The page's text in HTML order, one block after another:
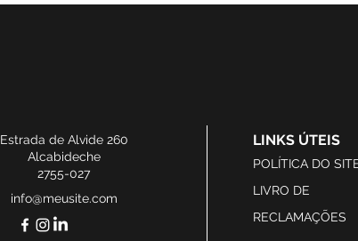
Estrada de Alvide 260
Alcabideche
2755-027
info@meusite.com
LINKS ÚTEIS
POLÍTICA DO
LIVRO DE
RECLAMAÇÕES